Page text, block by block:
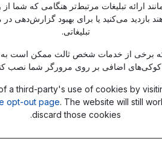
ارائه تبلیغات مرتبط‌تر هنگامی که شما
بازدید می‌کنید یا برای بهبود گزارش‌دهی
تبلیغاتی.
که برخی از خدمات شخص ثالث ممکن است به
کوکی‌های اضافی بر روی مرورگر شما نصب
a third-party's use of cookies by
opt-out page. The website will still
discard those cookies.